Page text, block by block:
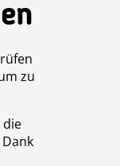
zu
die